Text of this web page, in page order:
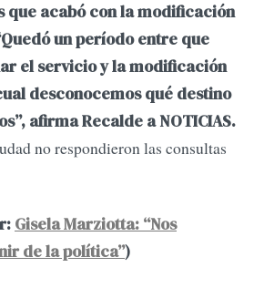
que acabó con la modificación
un período entre que
el servicio y la modificación
desconocemos qué destino
afirma Recalde a NOTICIAS.
no respondieron las consultas
Gisela Marziotta: “Nos
de la política”)